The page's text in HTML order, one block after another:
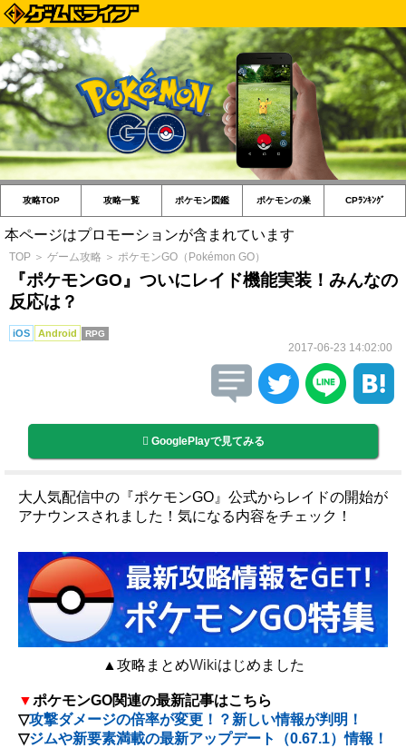
攻略TOP 攻略一覧 ポケモン図鑑 ポケモンの巣 CPﾗﾝｷﾝｸﾞ
本ページはプロモーションが含まれています
TOP ＞ ゲーム攻略 ＞ ポケモンGO（Pokémon GO）
『ポケモンGO』ついにレイド機能実装！みんなの
反応は？
iOS Android RPG
2017-06-23 14:02:00
GooglePlayで見てみる
大人気配信中の『ポケモンGO』公式からレイドの開始が
アナウンスされました！気になる内容をチェック！
▲攻略まとめWikiはじめました
▼ポケモンGO関連の最新記事はこちら
▽攻撃ダメージの倍率が変更！？新しい情報が判明！
▽ジムや新要素満載の最新アップデート（0.67.1）情報！